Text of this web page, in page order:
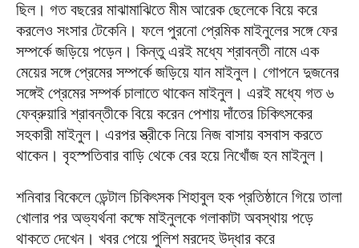
ছিল। গত বছরের মাঝামাঝিতে মীম আরেক ছেলেকে বিয়ে করে
করলেও সংসার টেকেনি। ফলে পুরনো প্রেমিক মাইনুলের সঙ্গে ফের
সম্পর্কে জড়িয়ে পড়েন। কিন্তু এরই মধ্যে শ্রাবন্তী নামে এক
মেয়ের সঙ্গে প্রেমের সম্পর্কে জড়িয়ে যান মাইনুল। গোপনে দুজনের
সঙ্গেই প্রেমের সম্পর্ক চালাতে থাকেন মাইনুল। এরই মধ্যে গত ৬
ফেব্রুয়ারি শ্রাবন্তীকে বিয়ে করেন পেশায় দাঁতের চিকিৎসকের
সহকারী মাইনুল। এরপর স্ত্রীকে নিয়ে নিজ বাসায় বসবাস করতে
থাকেন। বৃহস্পতিবার বাড়ি থেকে বের হয়ে নিখোঁজ হন মাইনুল।
শনিবার বিকেলে ডেন্টাল চিকিৎসক শিহাবুল হক প্রতিষ্ঠানে গিয়ে তালা
খোলার পর অভ্যর্থনা কক্ষে মাইনুলকে গলাকাটা অবস্থায় পড়ে
থাকতে দেখেন। খবর পেয়ে পুলিশ মরদেহ উদ্ধার করে